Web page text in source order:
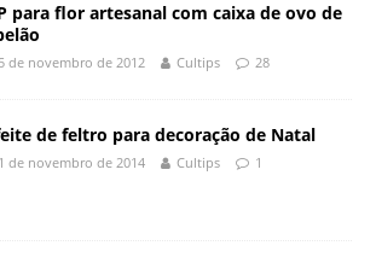
para flor artesanal com caixa de ovo de
de novembro de 2012 Cultips 28
de feltro para decoração de Natal
de novembro de 2014 Cultips 1